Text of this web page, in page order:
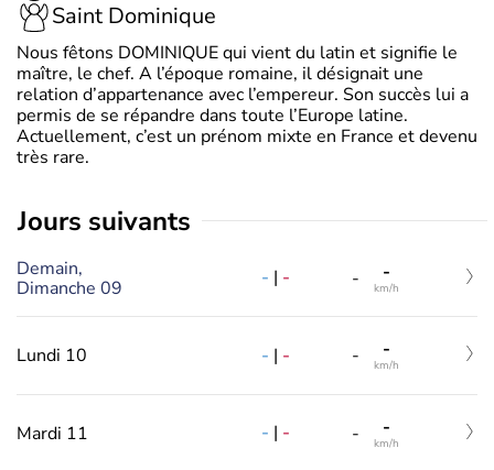
Saint Dominique
Nous fêtons DOMINIQUE qui vient du latin et signifie le
maître, le chef. A l’époque romaine, il désignait une
relation d’appartenance avec l’empereur. Son succès lui a
permis de se répandre dans toute l’Europe latine.
Actuellement, c’est un prénom mixte en France et devenu
très rare.
jours suivants
Demain,
Dimanche 09
- | - - -
km/h
Lundi 10 - | - - -
km/h
Mardi 11 - | - - -
km/h